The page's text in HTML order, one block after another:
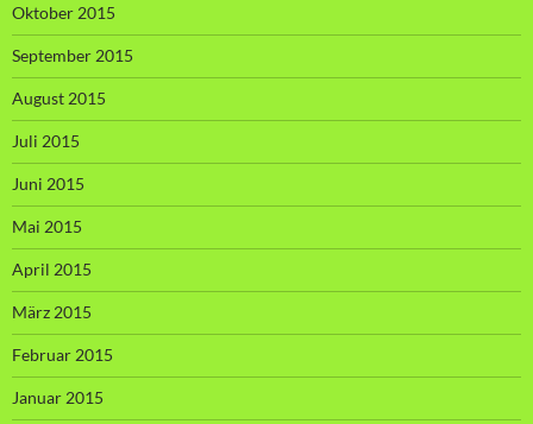
Oktober 2015
September 2015
August 2015
Juli 2015
Juni 2015
Mai 2015
April 2015
März 2015
Februar 2015
Januar 2015